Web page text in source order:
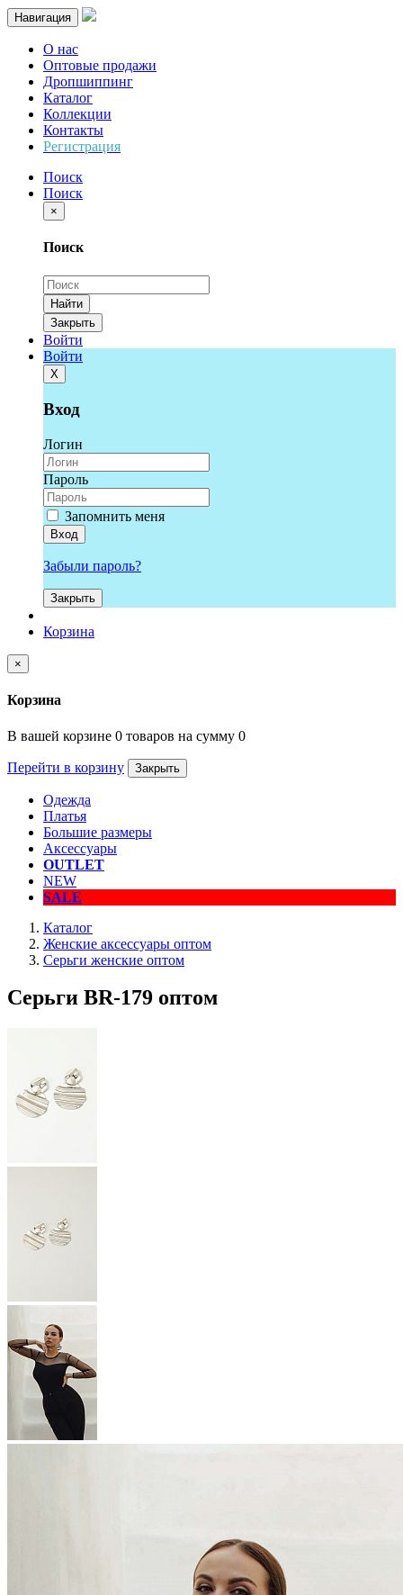
Навигация
О нас
Оптовые продажи
Дропшиппинг
Каталог
Коллекции
Контакты
Регистрация
Поиск
Поиск
×
Поиск
Найти
Закрыть
Войти
Войти
Х
Вход
Логин
Пароль
Запомнить меня
Вход
Забыли пароль?
Закрыть
Корзина
×
Корзина
В вашей корзине 0 товаров на сумму 0
Перейти в корзину Закрыть
Одежда
Платья
Большие размеры
Аксессуары
OUTLET
NEW
SALE
Каталог
Женские аксессуары оптом
Серьги женские оптом
Серьги BR-179 оптом